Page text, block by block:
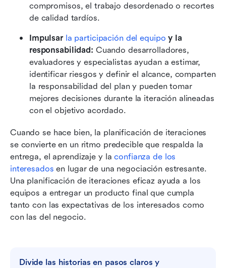
compromisos, el trabajo desordenado o recortes
de calidad tardíos.
Impulsar la participación del equipo y la
responsabilidad: Cuando desarrolladores,
evaluadores y especialistas ayudan a estimar,
identificar riesgos y definir el alcance, comparten
la responsabilidad del plan y pueden tomar
mejores decisiones durante la iteración alineadas
con el objetivo acordado.
Cuando se hace bien, la planificación de iteraciones
se convierte en un ritmo predecible que respalda la
entrega, el aprendizaje y la confianza de los
interesados en lugar de una negociación estresante.
Una planificación de iteraciones eficaz ayuda a los
equipos a entregar un producto final que cumpla
tanto con las expectativas de los interesados como
con las del negocio.
Divide las historias en pasos claros y